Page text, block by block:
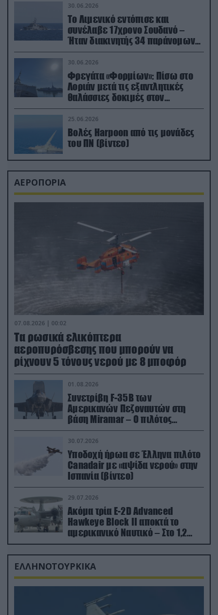
30.06.2026
Το Λιμενικό εντόπισε και
συνέλαβε 17χρονο Σουδανό –
Ήταν διακινητής 34 παράνομων
μεταναστών
30.06.2026
Φρεγάτα «Φορμίων»: Πίσω στο
Λοριάν μετά τις εξαντλητικές
θαλάσσιες δοκιμές στον
απαιτητικό Βισκαϊκό
25.06.2026
Βολές Harpoon από τις μονάδες
του ΠΝ (βίντεο)
ΑΕΡΟΠΟΡΙΑ
07.08.2026 | 00:02
Τα ρωσικά ελικόπτερα
αεροπυρόσβεσης που μπορούν να
ρίχνουν 5 τόνους νερού με 8 μποφόρ
01.08.2026
Συνετρίβη F-35B των
Αμερικανών Πεζοναυτών στη
βάση Miramar – Ο πιλότος
εκτινάχθηκε εγκαίρως
30.07.2026
Υποδοχή ήρωα σε Έλληνα πιλότο
Canadair με «αψίδα νερού» στην
Ισπανία (βίντεο)
29.07.2026
Ακόμα τρία E-2D Advanced
Hawkeye Block II αποκτά το
αμερικανικό Ναυτικό – Στο 1,2
δισ.δολάρια το κόστος
ΕΛΛΗΝΟΤΟΥΡΚΙΚΑ